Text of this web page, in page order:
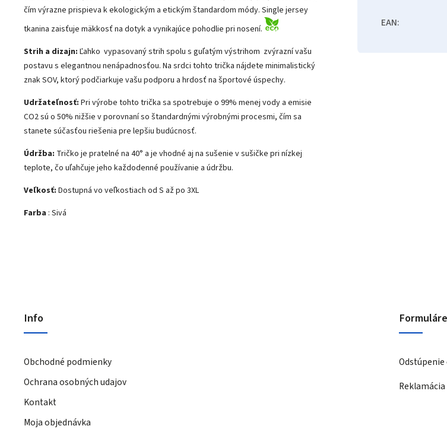
čím výrazne prispieva k ekologickým a etickým štandardom módy. Single jersey
tkanina zaisťuje mäkkosť na dotyk a vynikajúce pohodlie pri nosení.
Strih a dizajn: Ľahko vypasovaný strih spolu s guľatým výstrihom zvýrazní vašu
postavu s elegantnou nenápadnosťou. Na srdci tohto trička nájdete minimalistický
znak SOV, ktorý podčiarkuje vašu podporu a hrdosť na športové úspechy.
Udržateľnosť: Pri výrobe tohto trička sa spotrebuje o 99% menej vody a emisie
CO2 sú o 50% nižšie v porovnaní so štandardnými výrobnými procesmi, čím sa
stanete súčasťou riešenia pre lepšiu budúcnosť.
Údržba: Tričko je pratelné na 40° a je vhodné aj na sušenie v sušičke pri nízkej
teplote, čo uľahčuje jeho každodenné používanie a údržbu.
Veľkosť: Dostupná vo veľkostiach od S až po 3XL
Farba : Sivá
EAN:
Info
Obchodné podmienky
Ochrana osobných udajov
Kontakt
Moja objednávka
Formuláre